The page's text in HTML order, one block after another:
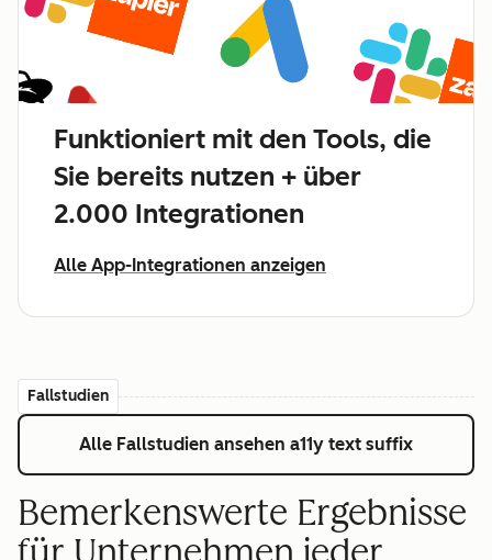
Funktioniert mit den Tools, die
Sie bereits nutzen + über
2.000 Integrationen
Alle App-Integrationen anzeigen
Fallstudien
Alle Fallstudien ansehen a11y text suffix
Bemerkenswerte Ergebnisse